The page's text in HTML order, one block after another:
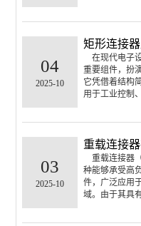
04
2025-10
矩形连接
在现代电子
重要组件，扮
它凭借着结构
用于工业控制
03
2025-10
重载连接
重载连接器（
种能够承受高
件，广泛应用
域。由于其具